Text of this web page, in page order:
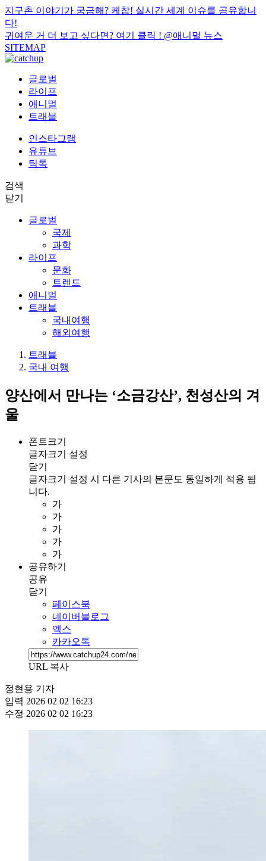
지구촌 이야기가 궁금해? 케찹! 실시간 세계 이슈를 공유합니
다!
귀여운 거 더 보고 싶다면? 여기 클릭 ! @애니멀 뉴스
SITEMAP
글로벌
라이프
애니멀
트래블
인스타그램
유튜브
틱톡
검색
닫기
글로벌
국제
과학
라이프
문화
트렌드
애니멀
트래블
국내여행
해외여행
트래블
국내 여행
양산에서 만나는 ‘소금강산’, 천성산의 겨
울
폰트크기
글자크기 설정
닫기
글자크기 설정 시 다른 기사의 본문도 동일하게 적용 됩
니다.
가
가
가
가
가
공유하기
공유
닫기
페이스북
네이버블로그
엑스
카카오톡
URL 복사
정현용 기자
입력 2026 02 02 16:23
수정 2026 02 02 16:23